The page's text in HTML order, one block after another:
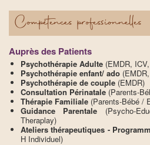
Compétences professionnelles
Auprès des Patients
Psychothérapie Adulte (EMDR,
Psychothérapie enfant/ ado
Psychothérapie de couple (EMDR)
Consultation Périnatale (Parents-
Thérapie Familiale (Parents-Bébé /
Guidance Parentale (Psycho-
Theraplay)
Ateliers thérapeutiques -
H Individuel)